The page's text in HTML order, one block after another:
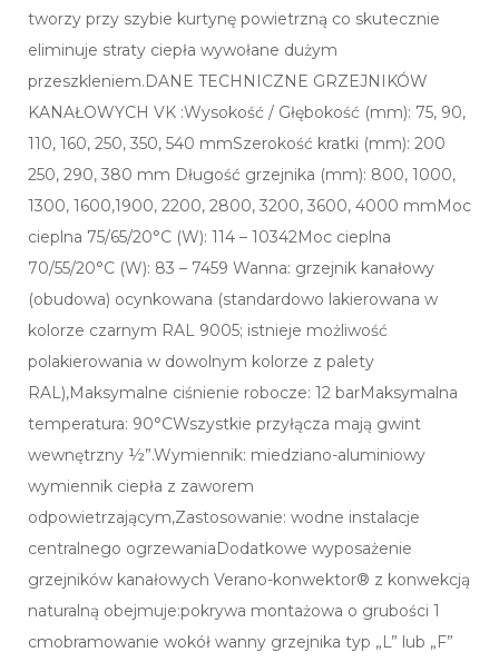
tworzy przy szybie kurtynę powietrzną co skutecznie
eliminuje straty ciepła wywołane dużym
przeszkleniem.DANE TECHNICZNE GRZEJNIKÓW
KANAŁOWYCH VK :Wysokość / Głębokość (mm): 75, 90,
110, 160, 250, 350, 540 mmSzerokość kratki (mm): 200
250, 290, 380 mm Długość grzejnika (mm): 800, 1000,
1300, 1600,1900, 2200, 2800, 3200, 3600, 4000 mmMoc
cieplna 75/65/20°C (W): 114 – 10342Moc cieplna
70/55/20°C (W): 83 – 7459 Wanna: grzejnik kanałowy
(obudowa) ocynkowana (standardowo lakierowana w
kolorze czarnym RAL 9005; istnieje możliwość
polakierowania w dowolnym kolorze z palety
RAL),Maksymalne ciśnienie robocze: 12 barMaksymalna
temperatura: 90°CWszystkie przyłącza mają gwint
wewnętrzny ½”.Wymiennik: miedziano-aluminiowy
wymiennik ciepła z zaworem
odpowietrzającym,Zastosowanie: wodne instalacje
centralnego ogrzewaniaDodatkowe wyposażenie
grzejników kanałowych Verano-konwektor® z konwekcją
naturalną obejmuje:pokrywa montażowa o grubości 1
cmobramowanie wokół wanny grzejnika typ „L” lub „F”